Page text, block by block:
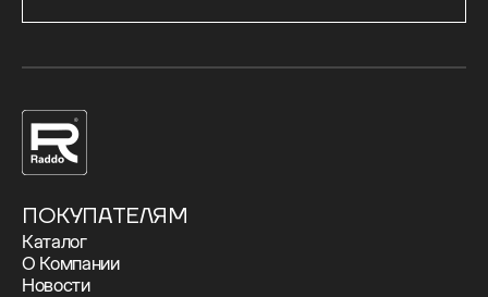
ПОКУПАТЕЛЯМ
Каталог
О Компании
Новости